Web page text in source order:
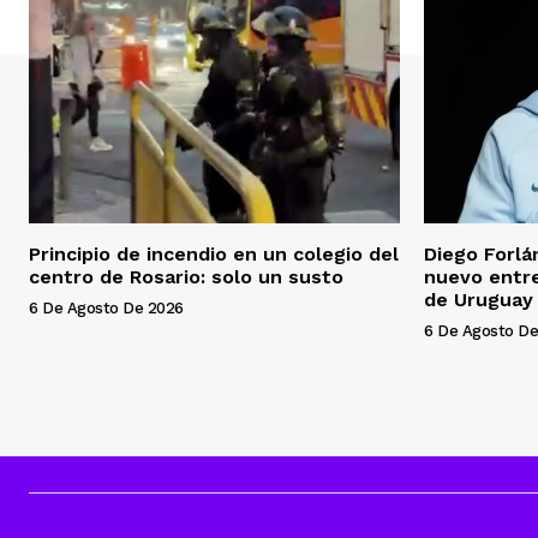
Principio de incendio en un colegio del
centro de Rosario: solo un susto
6 De Agosto De 2026
Diego
nuevo
de Uruguay
6 De Agosto